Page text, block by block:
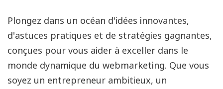
Plongez dans un océan d'idées innovantes,
d'astuces pratiques et de stratégies gagnantes,
conçues pour vous aider à exceller dans le
monde dynamique du webmarketing. Que vous
soyez un entrepreneur ambitieux, un